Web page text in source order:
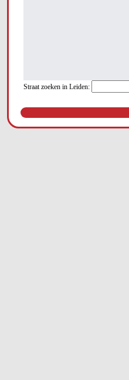
Straat zoeken in Leiden: